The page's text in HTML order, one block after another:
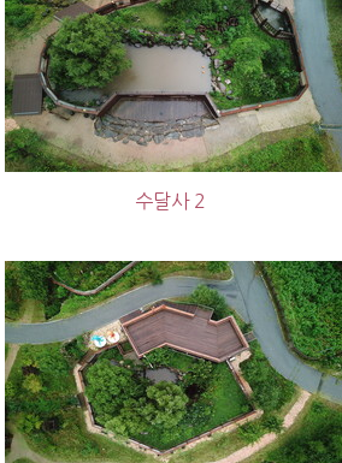
수달사 2